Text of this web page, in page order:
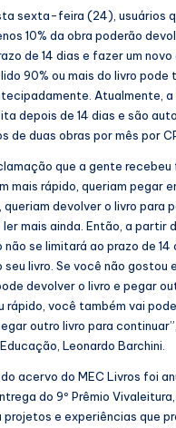
sexta-feira (24), usuários
10% da obra poderão
de 14 dias e fazer um
90% ou mais do livro pode
Atualmente, a
depois de 14 dias e são
de duas obras por mês por
que a gente recebeu
mais rápido, queriam pegar
queriam devolver o livro para
mais ainda. Então, a partir
se limitará ao prazo de 14
seu livro. Se você não gostou
devolver o livro e pegar
rápido, você também vai
outro livro para
Leonardo Barchini.
acervo do MEC Livros foi
do 9º Prêmio
projetos e experiências que